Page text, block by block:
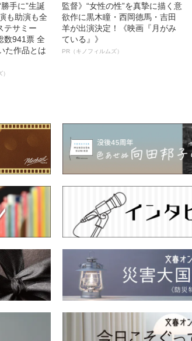
手に”生誕
も助演も全
テサミー
数941票 全
た作品とは
監督》“女性の性”を真摯に描く意
欲作に黒木瞳・西岡德馬・吉田
羊が出演決定！《映画『月がみ
ている』》
PR（キノフィルムズ）